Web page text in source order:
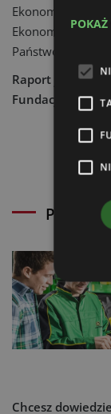
Ekonomiki
Ekonomiki
Państwowego
Raport jest
Fundacji EFRWP:
Chcesz